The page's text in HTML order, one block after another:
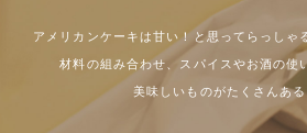
アメリカンケーキは甘い！と思ってらっしゃ
材料の組み合わせ、スパイスやお酒の使
美味しいものがたくさんある